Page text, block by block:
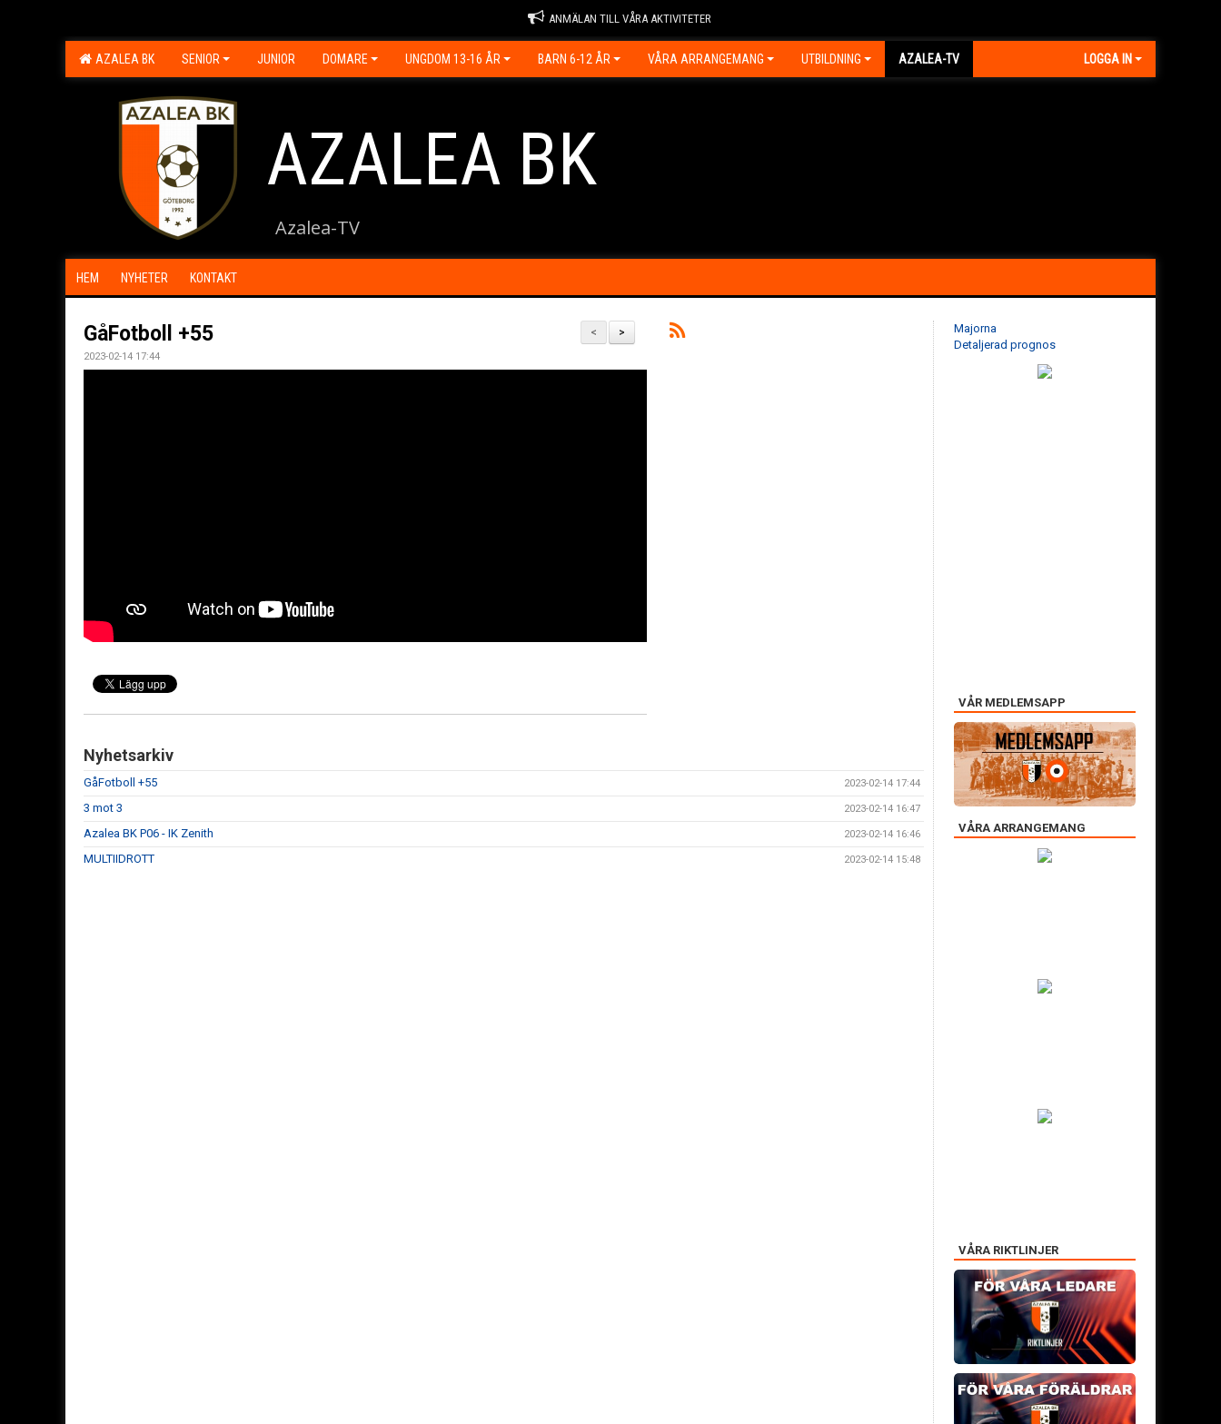
ANMÄLAN TILL VÅRA AKTIVITETER
AZALEA BK SENIOR JUNIOR DOMARE UNGDOM 13-16 ÅR BARN 6-12 ÅR VÅRA ARRANGEMANG UTBILDNING AZALEA-TV LOGGA IN
AZALEA BK
Azalea-TV
HEM NYHETER KONTAKT
>
<
GåFotboll +55
2023-02-14 17:44
Nyhetsarkiv
GåFotboll +55 2023-02-14 17:44
3 mot 3 2023-02-14 16:47
Azalea BK P06 - IK Zenith 2023-02-14 16:46
MULTIIDROTT 2023-02-14 15:48
Majorna
Detaljerad prognos
VÅR MEDLEMSAPP
VÅRA ARRANGEMANG
VÅRA RIKTLINJER